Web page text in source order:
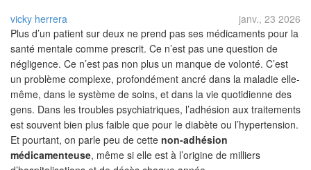
vicky herrera
janv., 23 2026
Plus d’un patient sur deux ne prend pas ses médicaments pour la
santé mentale comme prescrit. Ce n’est pas une question de
négligence. Ce n’est pas non plus un manque de volonté. C’est
un problème complexe, profondément ancré dans la maladie elle-
même, dans le système de soins, et dans la vie quotidienne des
gens. Dans les troubles psychiatriques, l’adhésion aux traitements
est souvent bien plus faible que pour le diabète ou l’hypertension.
Et pourtant, on parle peu de cette non-adhésion
médicamenteuse, même si elle est à l’origine de milliers